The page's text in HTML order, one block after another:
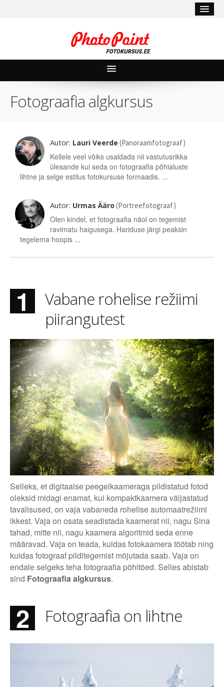
Minu kursused
Blogi
Fotonipid
Unustasid parooli?
Logi välja
Fotograafia algkursus
Autor: Lauri Veerde (Panoraamfotograaf)
Kellele veel võiks usaldada nii vastutusrikka
ülesande kui seda on fotograafia põhialuste
lihtne ja selge estilus fotokursuse formaadis. ...
Autor: Urmas Ääro (Portreefotograaf)
Olen kindel, et fotograafia näol on tegemist
ravimatu haigusega. Hariduse järgi peaksin
tegelema hoopis ...
1
Vabane rohelise režiimi
piirangutest
Selleks, et digitaalse peegelkaameraga pildistatud fotod
oleksid midagi enamat, kui kompaktkaamera väljastatud
tavalisused, on vaja vabaneda rohelise automaatrežiimi
ikkest. Vaja on osata seadistada kaamerat nii, nagu Sina
tahad, mitte nii, nagu kaamera algoritmid seda enne
määravad. Vaja on teada, kuidas fotokaamera töötab ning
kuidas fotograaf pilditegemist mõjutada saab. Vaja on
endale selgeks teha fotograafia põhitõed. Selles abistab
sind Fotograafia algkursus.
2 Fotograafia on lihtne